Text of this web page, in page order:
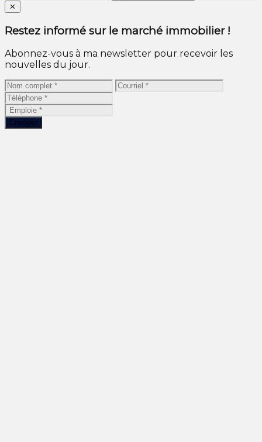
Close
✕
Restez informé sur le marché immobilier !
Abonnez-vous à ma newsletter pour recevoir les
nouvelles du jour.
Envoyer